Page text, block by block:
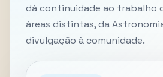
dá continuidade ao trabalho
áreas distintas, da
divulgação à comunidade.